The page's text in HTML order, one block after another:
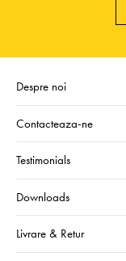
Despre noi
Contacteaza-ne
Testimonials
Downloads
Livrare & Retur